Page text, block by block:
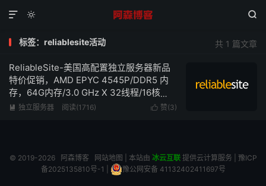
 

共 1 篇文章
标签：reliablesite活动
ReliableSite-美国高配置独立服务器新品
特价促销，AMD EPYC 4545P/DDR5 内
存，64G内存/3.0 GHz X 32线程/16核
心/1TB NVMe、1Gbps带宽不限流量低至
 赞(3)
 独立服务器 阅读(1716)
© 2019-2026 阿森博客 网站地图 | 本站由 冰云互联提供云计算服务 | 豫ICP
备2025135810号-1
豫公网安备 41132402411697号